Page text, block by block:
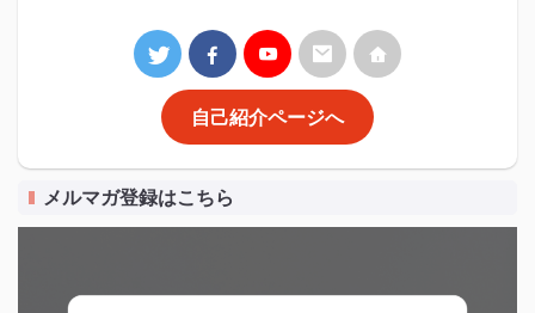
自己紹介ページへ
メルマガ登録はこちら